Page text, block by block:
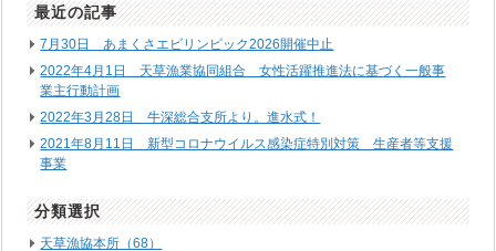
最近の記事
7月30日 あまくさエビリンピック2026開催中止
2022年4月1日 天草漁業協同組合 女性活躍推進法に基づく一般事
業主行動計画
2022年3月28日 牛深総合支所より。進水式！
2021年8月11日 新型コロナウイルス感染症特別対策 生産者等支援
事業
分類選択
天草漁協本所（68）